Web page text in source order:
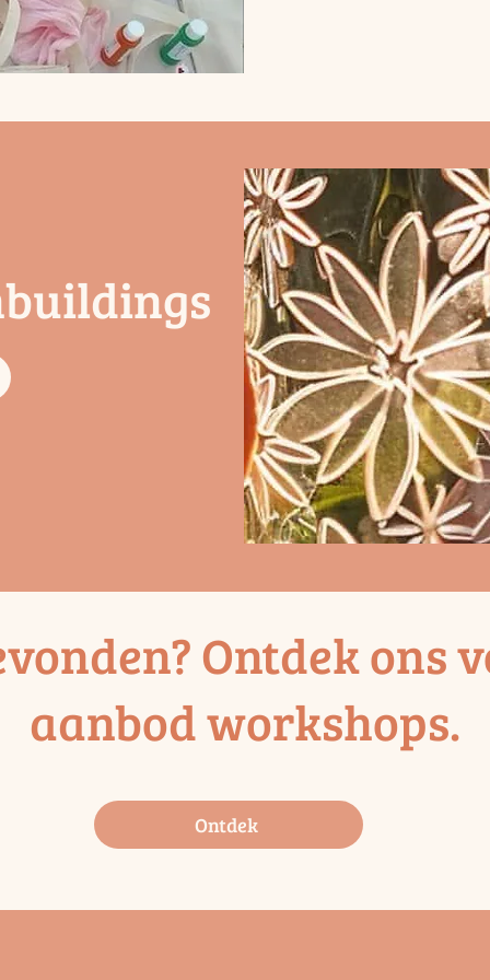
Ontdek ons
aanbod workshops.
Ontdek